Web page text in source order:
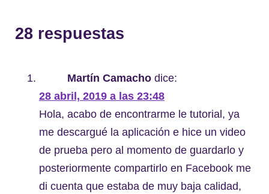
28 respuestas
Martín Camacho dice:
28 abril, 2019 a las 23:48
Hola, acabo de encontrarme le tutorial, ya
me descargué la aplicación e hice un video
de prueba pero al momento de guardarlo y
posteriormente compartirlo en Facebook me
di cuenta que estaba de muy baja calidad,